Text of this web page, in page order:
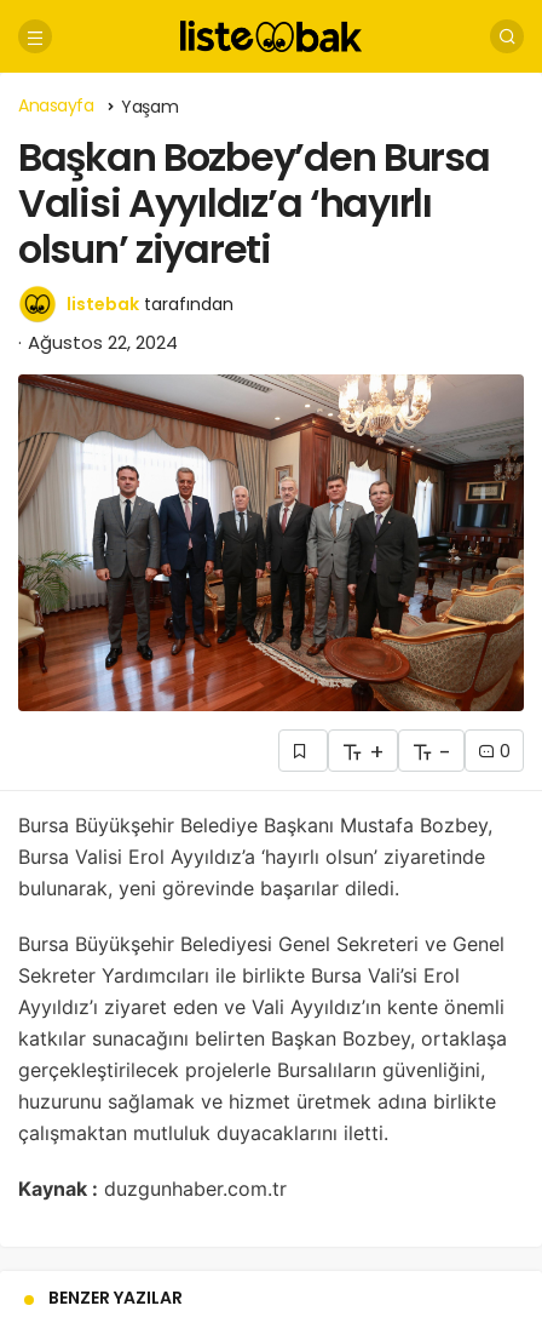
Anasayfa Yaşam
Başkan Bozbey’den Bursa
Valisi Ayyıldız’a ‘hayırlı
olsun’ ziyareti
listebak tarafından
Ağustos 22, 2024
+ - 0
Bursa Büyükşehir Belediye Başkanı Mustafa Bozbey,
Bursa Valisi Erol Ayyıldız’a ‘hayırlı olsun’ ziyaretinde
bulunarak, yeni görevinde başarılar diledi.
Bursa Büyükşehir Belediyesi Genel Sekreteri ve Genel
Sekreter Yardımcıları ile birlikte Bursa Vali’si Erol
Ayyıldız’ı ziyaret eden ve Vali Ayyıldız’ın kente önemli
katkılar sunacağını belirten Başkan Bozbey, ortaklaşa
gerçekleştirilecek projelerle Bursalıların güvenliğini,
huzurunu sağlamak ve hizmet üretmek adına birlikte
çalışmaktan mutluluk duyacaklarını iletti.
Kaynak : duzgunhaber.com.tr
BENZER YAZILAR